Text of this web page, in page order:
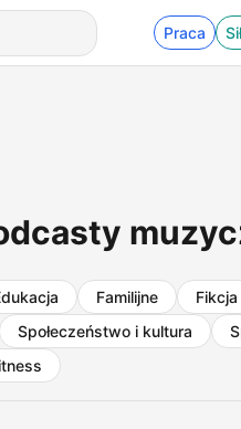
Praca
Familijne Fikcja
Społeczeństwo i kultura